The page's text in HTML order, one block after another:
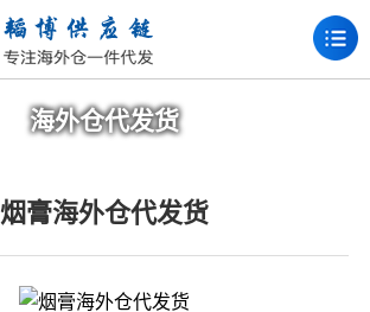
海外仓代发货
烟膏海外仓代发货